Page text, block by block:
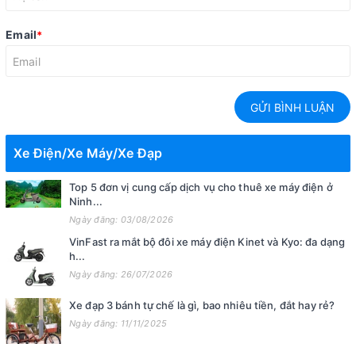
Email*
GỬI BÌNH LUẬN
Xe Điện/Xe Máy/Xe Đạp
Top 5 đơn vị cung cấp dịch vụ cho thuê xe máy điện ở
Ninh...
Ngày đăng: 03/08/2026
VinFast ra mắt bộ đôi xe máy điện Kinet và Kyo: đa dạng
h...
Ngày đăng: 26/07/2026
Xe đạp 3 bánh tự chế là gì, bao nhiêu tiền, đắt hay rẻ?
Ngày đăng: 11/11/2025